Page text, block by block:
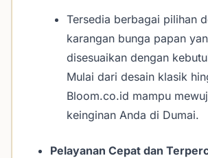
Tersedia berbagai pilihan
karangan bunga papan
disesuaikan dengan
Mulai dari desain klasik
Bloom.co.id mampu
keinginan Anda di Dumai.
Pelayanan Cepat dan